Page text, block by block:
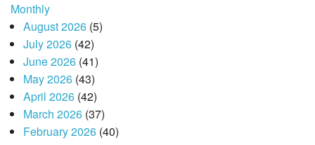
Monthly
August 2026(5)
July 2026(42)
June 2026(41)
May 2026(43)
April 2026(42)
March 2026(37)
February 2026(40)